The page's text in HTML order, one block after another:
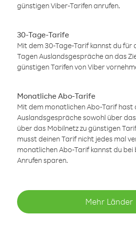
günstigen Viber-Tarifen anrufen.
30-Tage-Tarife
Mit dem 30-Tage-Tarif kannst du für
Tagen Auslandsgespräche an das
günstigen Tarifen von Viber
Monatliche Abo-Tarife
Mit dem monatlichen Abo-Tarif hast
Auslandsgespräche sowohl über
über das Mobilnetz zu günstigen
musst deinen Tarif nicht jedes mal
monatlichen Abo-Tarif kannst du
Anrufen sparen.
Mehr Länder